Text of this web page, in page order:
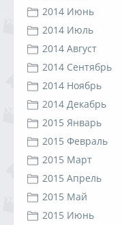
2014 Июнь
2014 Июль
2014 Август
2014 Сентябрь
2014 Ноябрь
2014 Декабрь
2015 Январь
2015 Февраль
2015 Март
2015 Апрель
2015 Май
2015 Июнь